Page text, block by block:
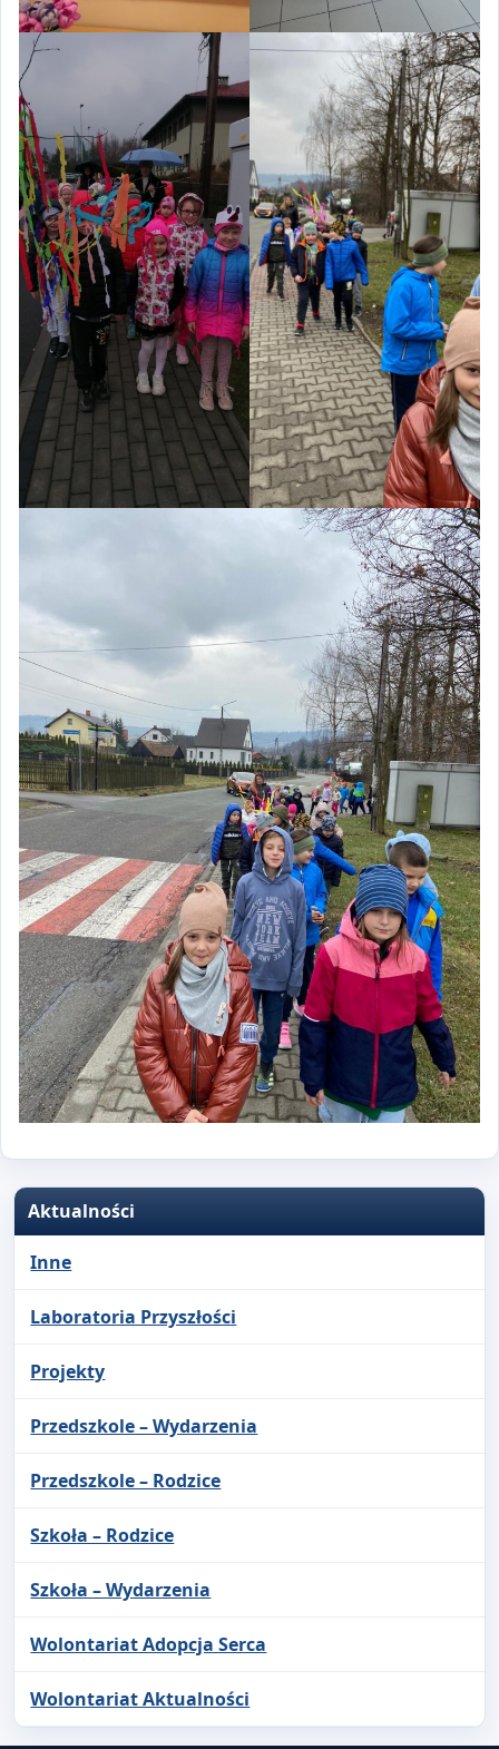
Aktualności
Inne
Laboratoria Przyszłości
Projekty
Przedszkole – Wydarzenia
Przedszkole – Rodzice
Szkoła – Rodzice
Szkoła – Wydarzenia
Wolontariat Adopcja Serca
Wolontariat Aktualności